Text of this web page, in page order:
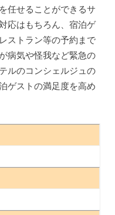
任せることができるサ
応はもちろん、宿泊ゲ
ストラン等の予約まで
病気や怪我など緊急の
ルのコンシェルジュの
ゲストの満足度を高め